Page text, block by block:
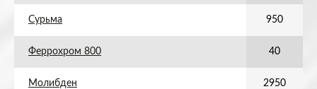
Сурьма 950
Феррохром 800 40
Молибден 2950